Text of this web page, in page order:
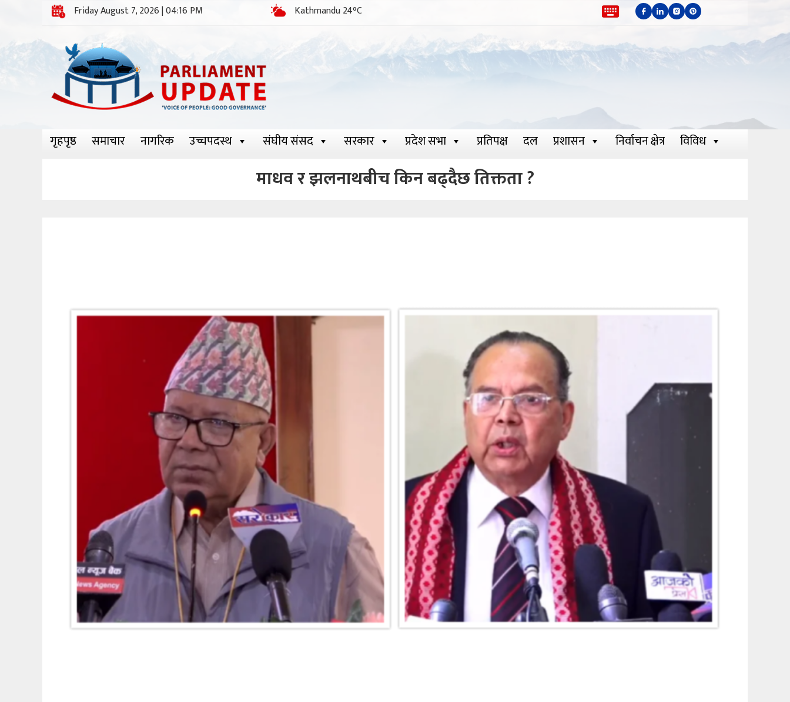
Friday August 7, 2026 | 04:16 PM Kathmandu 24°C
गृहपृष्ठ समाचार नागरिक उच्चपदस्थ संघीय संसद सरकार प्रदेश सभा प्रतिपक्ष दल प्रशासन निर्वाचन क्षेत्र विविध
माधव र झलनाथबीच किन बढ्दैछ तिक्तता ?